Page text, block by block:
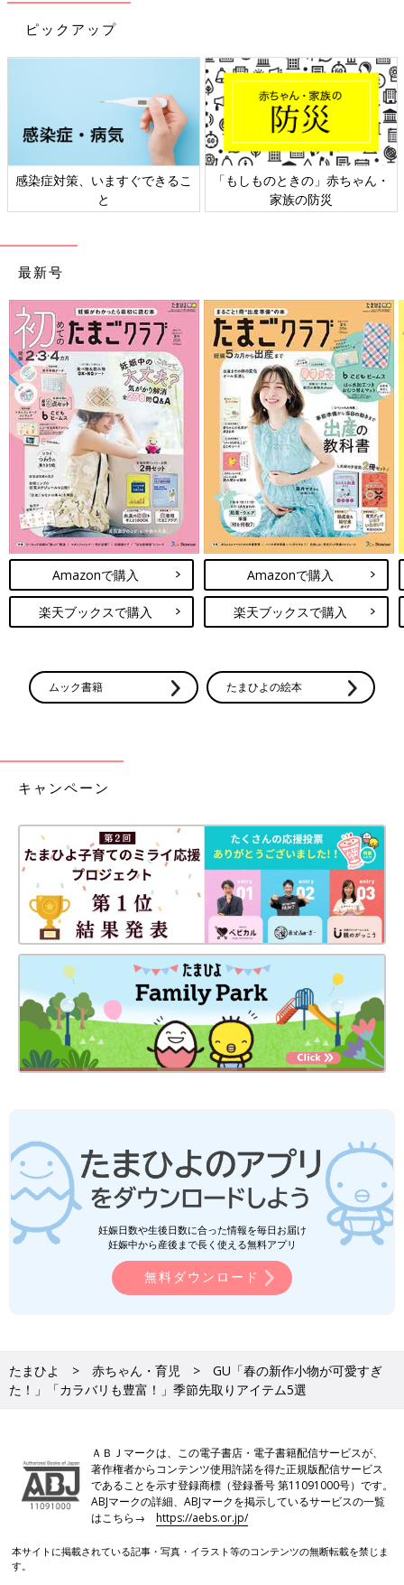
ピックアップ
すぐできるこ
「もしものときの」赤ちゃん・
日本外来小児科
最新号
Amazonで購入
楽天ブックスで購入
Amazonで購入
楽天ブックスで購入
ムック書籍 たまひよの絵本
キャンペーン
妊娠日数や生後日数に合った情報を毎日お届け
妊娠中から産後まで長く使える無料アプリ
無料ダウンロード
たまひよ 赤ちゃん・育児
GU「春の新作小物が可愛すぎ
た！」「カラバリも豊富！」季節先取りアイテム5選
ＡＢＪマークは、この電子書店・電子書籍配信サービスが、
著作権者からコンテンツ使用許諾を得た正規版配信サービス
であることを示す登録商標（登録番号 第11091000号）です。
ABJマークの詳細、ABJマークを掲示しているサービスの一覧
はこちら→https://aebs.or.jp/
本サイトに掲載されている記事・写真・イラスト等のコンテンツの無断転載を禁じま
す。